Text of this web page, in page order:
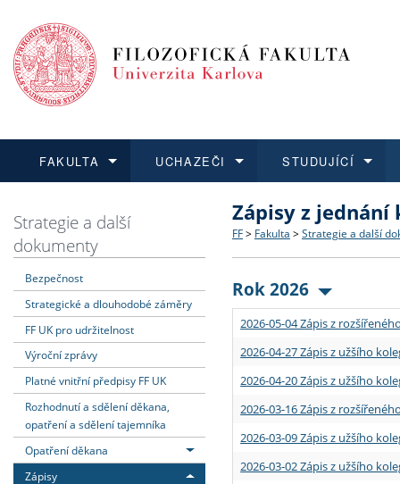
FAKULTA
Dozvědět se více
Struktura a historie
Strategie a další
Podpora a benefity pro
Absolventi fakulty
UCHAZEČI
Podat přihlášku
Co studovat a jak se
Učitelské studijní
Informace k průběhu
STUDUJÍCÍ
Dozvědět se více
Bakalářské a magisterské
Doktorské studium
Rigorózní řízení
Dozvědět se více
O vědě a výzkumu na FF
Akademické kvalifikace
Granty a projekty
Dozvědět se více
Aktuální nabídky a
Vyjíždějící studenti
Přijíždějící studenti
Vyjíždějící zaměstnanci
Strategie a další
dokumenty
Bezpečnost
Strategické a dlouhodobé záměry
FF UK pro udržitelnost
Výroční zprávy
Platné vnitřní předpisy FF UK
Rozhodnutí a sdělení děkana,
opatření a sdělení tajemníka
Opatření děkana
Zápisy
Zápisy z jednání
FF > Fakulta > Strategie a další
Rok 2026
2026-05-04 Zápis z
2026-04-27 Zápis z užšího
2026-04-20 Zápis z užšího
2026-03-16 Zápis z
2026-03-09 Zápis z užšího
2026-03-02 Zápis z užšího